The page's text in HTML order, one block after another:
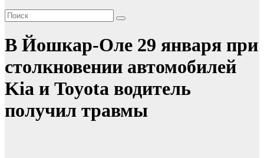
В Йошкар-Оле 29 января при
столкновении автомобилей
Kia и Toyota водитель
получил травмы